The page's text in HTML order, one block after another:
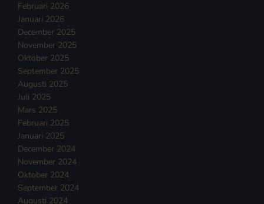
Februari 2026
Januari 2026
December 2025
November 2025
Oktober 2025
September 2025
Augusti 2025
Juli 2025
Mars 2025
Februari 2025
Januari 2025
December 2024
November 2024
Oktober 2024
September 2024
Augusti 2024